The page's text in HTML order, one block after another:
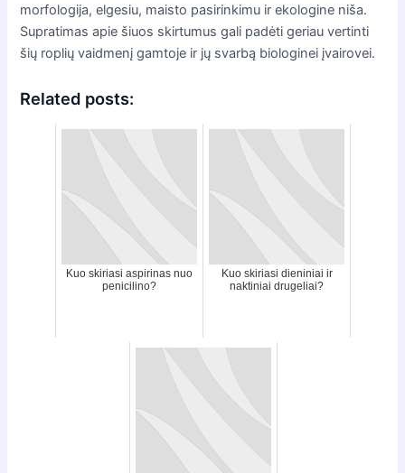
morfologija, elgesiu, maisto pasirinkimu ir ekologine niša.
Supratimas apie šiuos skirtumus gali padėti geriau vertinti
šių roplių vaidmenį gamtoje ir jų svarbą biologinei įvairovei.
Related posts:
Kuo skiriasi aspirinas nuo
penicilino?
Kuo skiriasi dieniniai ir
naktiniai drugeliai?